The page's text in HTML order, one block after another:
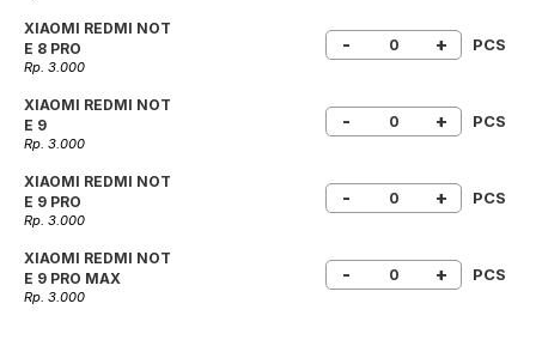
XIAOMI REDMI NOT
E 8 PRO
Rp. 3.000
- + PCS
XIAOMI REDMI NOT
E 9
Rp. 3.000
- + PCS
XIAOMI REDMI NOT
E 9 PRO
Rp. 3.000
- + PCS
XIAOMI REDMI NOT
E 9 PRO MAX
Rp. 3.000
- + PCS